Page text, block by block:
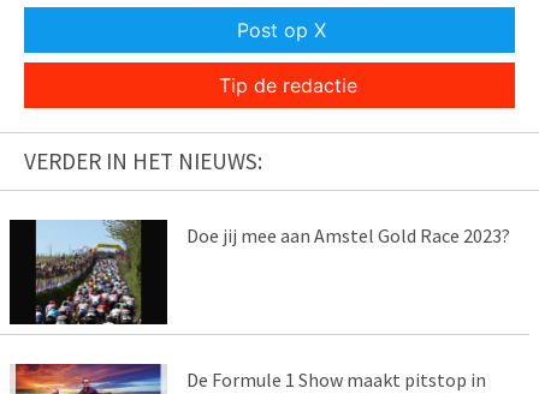
Post op X
Tip de redactie
VERDER IN HET NIEUWS:
Doe jij mee aan Amstel Gold Race 2023?
De Formule 1 Show maakt pitstop in